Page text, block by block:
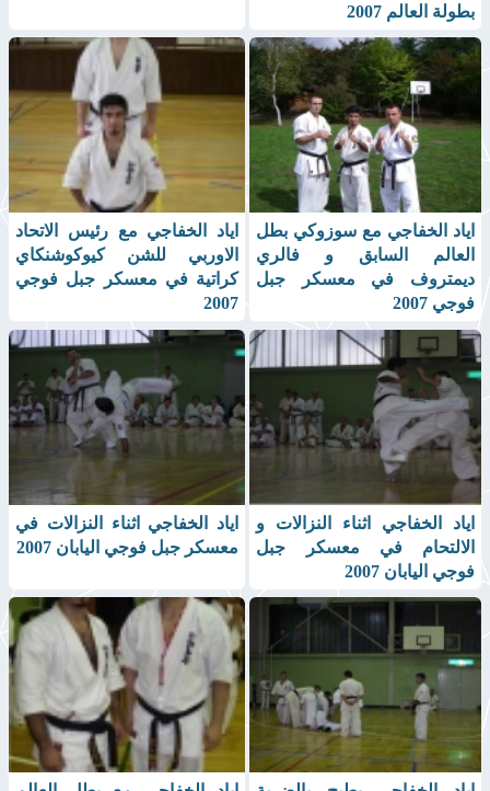
بطولة العالم 2007
اياد الخفاجي مع سوزوكي بطل
العالم السابق و فالري
ديمتروف في معسكر جبل
فوجي 2007
اياد الخفاجي مع رئيس الاتحاد
الاوربي للشن كيوكوشنكاي
كراتية في معسكر جبل فوجي
2007
اياد الخفاجي اثناء النزالات و
الالتحام في معسكر جبل
فوجي اليابان 2007
اياد الخفاجي اثناء النزالات في
معسكر جبل فوجي اليابان 2007